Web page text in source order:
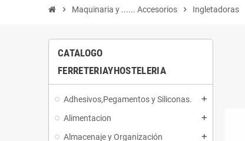
chevron_right Maquinaria y ...... Accesorios chevron_right Ingletadoras
CATALOGO
FERRETERIAYHOSTELERIA
Adhesivos,Pegamentos y Siliconas. add
Alimentacion add
Almacenaje y Organización add